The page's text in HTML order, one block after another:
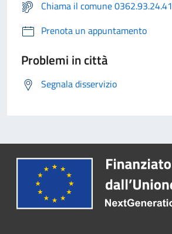
Chiama il comune 0362.93.24.41
Prenota un appuntamento
Problemi in città
Segnala disservizio